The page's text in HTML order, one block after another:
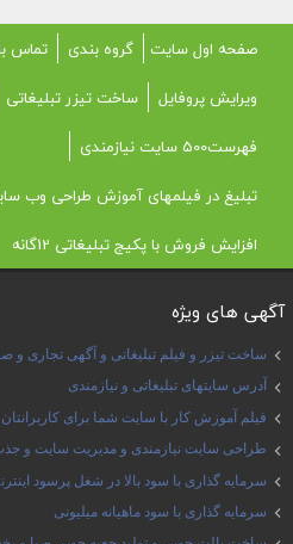
صفحه اول سایت گروه بندی تماس
ویرایش پروفایل
ساخت تیزر تبلیغاتی
فهرست500 سایت نیازمندی
تبلیغ در فیلمهای آموزش طراحی وب
افزایش فروش با پکیج تبلیغاتی 12گانه
آگهی های ویژه
ساخت تیزر و فیلم تبلیغاتی و آگهی تجاری و
آدرس سایتهای تبلیغاتی و نیازمندی
فیلم آموزش کار با سایت شما برای کاربرانتان
طراحی سایت نیازمندی و مدیریت سایت و
سرمایه گذاری با سود بالا در شغل پرسود
سرمایه گذاری با سود ماهیانه میلیونی